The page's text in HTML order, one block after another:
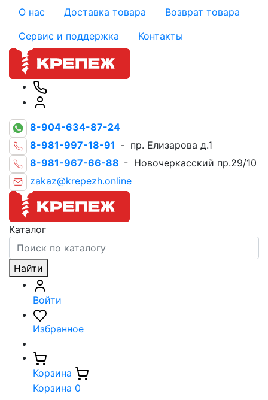
О нас Доставка товара
Возврат товара
Сервис и поддержка
Контакты
8-904-634-87-24
8-981-997-18-91 - пр. Елизарова д.1
8-981-967-66-88 - Новочеркасский пр.29/10
zakaz@krepezh.online
Каталог
Найти
Войти
Избранное
Корзина
Корзина 0